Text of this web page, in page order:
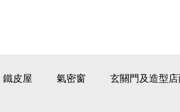
鐵皮屋 氣密窗 玄關門及造型店